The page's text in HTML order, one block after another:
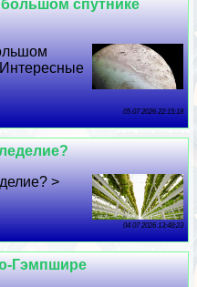
спутнике
05 07 2026 22:15:18
>
04 07 2026 13:48:23
Гэмпшире